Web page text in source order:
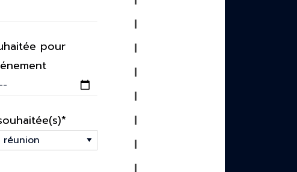
pour